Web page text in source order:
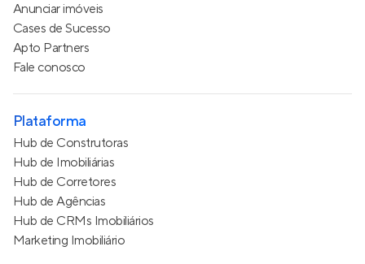
Anunciar imóveis
Cases de Sucesso
Apto Partners
Fale conosco
Plataforma
Hub de Construtoras
Hub de Imobiliárias
Hub de Corretores
Hub de Agências
Hub de CRMs Imobiliários
Marketing Imobiliário